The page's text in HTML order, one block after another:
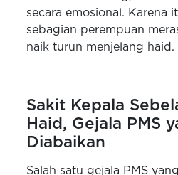
secara emosional. Karena
sebagian perempuan
naik turun menjelang haid.
Sakit Kepala
Haid, Gejala PMS
Diabaikan
Salah satu gejala PMS